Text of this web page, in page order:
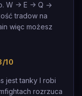
W -> E -> Q ->
tradow na
więc możesz
10
jest tanky I robi
rozrzuca